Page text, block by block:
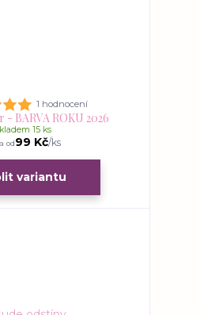
1 hodnocení
- BARVA ROKU 2026
od99 Kč/ks
15 ks
variantu